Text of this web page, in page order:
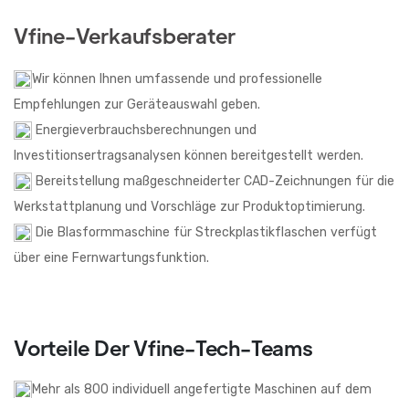
Vfine-Verkaufsberater
Wir können Ihnen umfassende und professionelle
Empfehlungen zur Geräteauswahl geben.
Energieverbrauchsberechnungen und
Investitionsertragsanalysen können bereitgestellt werden.
Bereitstellung maßgeschneiderter CAD-Zeichnungen für die
Werkstattplanung und Vorschläge zur Produktoptimierung.
Die Blasformmaschine für Streckplastikflaschen verfügt
über eine Fernwartungsfunktion.
Vorteile Der Vfine-Tech-Teams
Mehr als 800 individuell angefertigte Maschinen auf dem